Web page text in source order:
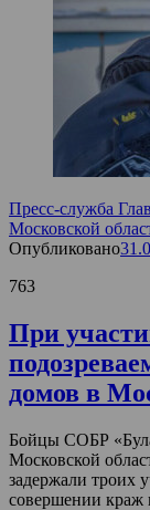
Пресс-служба
Московской
Опубликовано
763
При
домов в
Бойцы СОБР
Московской
задержали троих
совершении